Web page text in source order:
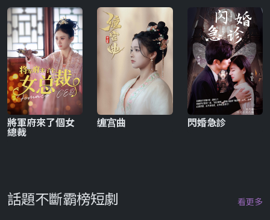
將軍府來了個女
總裁
缠宫曲 閃婚急診
話題不斷霸榜短劇 看更多